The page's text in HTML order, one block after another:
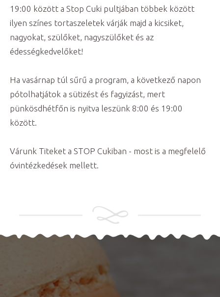
19:00 között a Stop Cuki pultjában többek között
ilyen színes tortaszeletek várják majd a kicsiket,
nagyokat, szülőket, nagyszülőket és az
édességkedvelőket!
Ha vasárnap túl sűrű a program, a következő napon
pótolhatjátok a sütizést és fagyizást, mert
pünkösdhétfőn is nyitva leszünk 8:00 és 19:00
között.
Várunk Titeket a STOP Cukiban - most is a megfelelő
óvintézkedések mellett.